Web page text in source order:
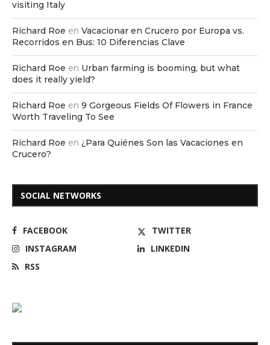
visiting Italy
Richard Roe en Vacacionar en Crucero por Europa vs.
Recorridos en Bus: 10 Diferencias Clave
Richard Roe en Urban farming is booming, but what
does it really yield?
Richard Roe en 9 Gorgeous Fields Of Flowers in France
Worth Traveling To See
Richard Roe en ¿Para Quiénes Son las Vacaciones en
Crucero?
SOCIAL NETWORKS
FACEBOOK
TWITTER
INSTAGRAM
LINKEDIN
RSS